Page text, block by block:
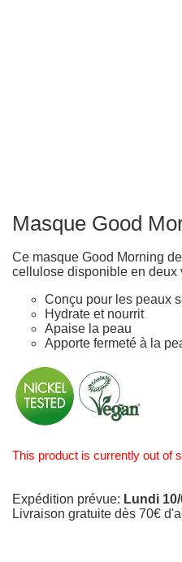
Masque Good
Ce masque Good Morning
cellulose disponible en deux
Conçu pour les peaux
Hydrate et nourrit
Apaise la peau
Apporte fermeté à la
This product is currently out of
Expédition prévue: Lundi
Livraison gratuite dès 70€